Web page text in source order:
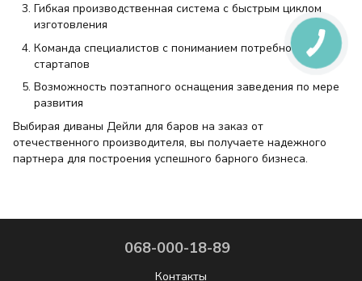
Гибкая производственная система с быстрым циклом
изготовления
Команда специалистов с пониманием потребностей
стартапов
Возможность поэтапного оснащения заведения по мере
развития
Выбирая диваны Дейли для баров на заказ от
отечественного производителя, вы получаете надежного
партнера для построения успешного барного бизнеса.
068-000-18-89
Контакты